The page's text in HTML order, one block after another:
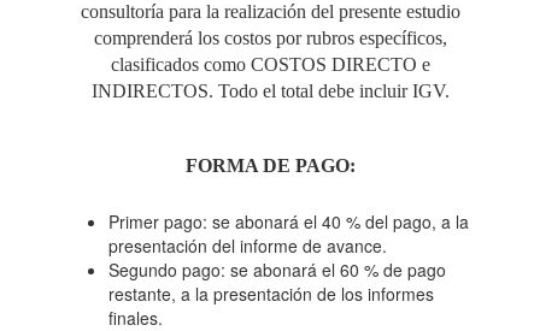
consultoría para la realización del presente estudio
comprenderá los costos por rubros específicos,
clasificados como COSTOS DIRECTO e
INDIRECTOS. Todo el total debe incluir IGV.
FORMA DE PAGO:
Primer pago: se abonará el 40 % del pago, a la
presentación del informe de avance.
Segundo pago: se abonará el 60 % de pago
restante, a la presentación de los informes
finales.